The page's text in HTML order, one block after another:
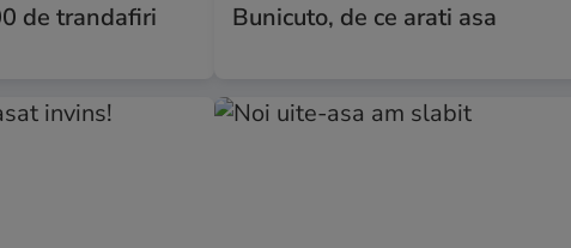
de trandafiri Bunicuto, de ce arati asa